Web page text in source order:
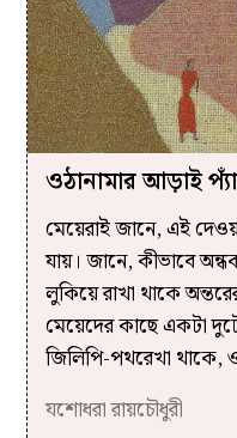
ওঠানামার আড়াই
মেয়েরাই জানে, এই
যায়। জানে, কীভাবে
লুকিয়ে রাখা থাকে
মেয়েদের কাছে একটা
জিলিপি-পথরেখা থাকে,
যশোধরা রায়চৌধুরী